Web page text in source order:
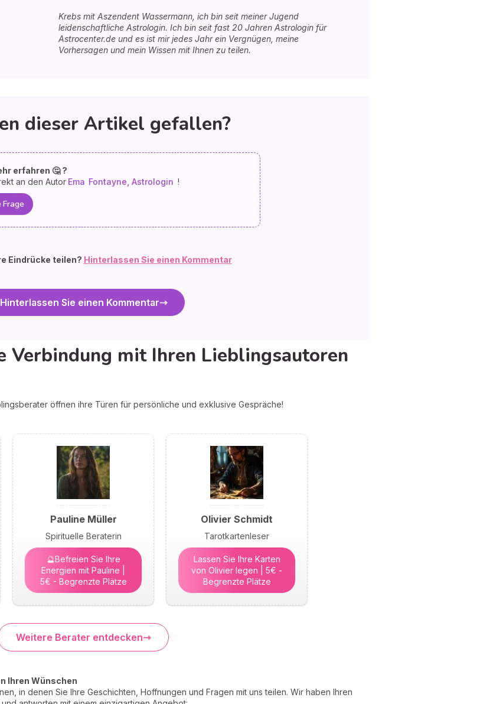
Krebs mit Aszendent Wassermann, ich bin seit meiner Jugend
leidenschaftliche Astrologin. Ich bin seit fast 20 Jahren Astrologin für
Astrocenter.de und es ist mir jedes Jahr ein Vergnügen, meine
Vorhersagen und mein Wissen mit Ihnen zu teilen.
dieser Artikel gefallen?
erfahren 🤔 ?
an den Autor Ema Fontayne, Astrologin !
Frage
Eindrücke teilen? Hinterlassen Sie einen Kommentar
Hinterlassen Sie einen Kommentar
Verbindung mit Ihren Lieblingsautoren
öffnen ihre Türen für persönliche und exklusive Gespräche!
Pauline Müller
Spirituelle Beraterin
🔮Befreien Sie Ihre
Energien mit Pauline |
5€ - Begrenzte Plätze
Olivier Schmidt
Tarotkartenleser
Lassen Sie Ihre Karten
von Olivier legen | 5€ -
Begrenzte Plätze
Weitere Berater entdecken
Ihren Wünschen
in denen Sie Ihre Geschichten, Hoffnungen und Fragen mit uns teilen. Wir haben Ihren